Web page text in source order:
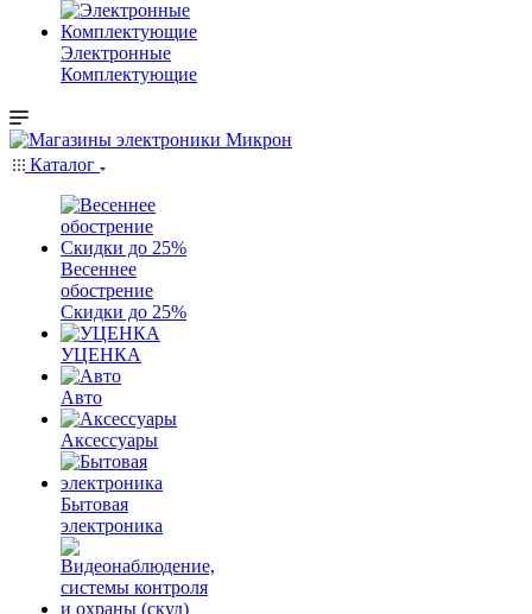
Электронные
Комплектующие
Каталог
Весеннее
обострение
Скидки до 25%
УЦЕНКА
Авто
Аксессуары
Бытовая
электроника